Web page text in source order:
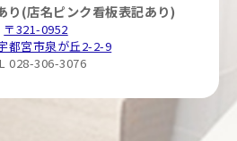
(店名ピンク看板表記あり)
〒321-0952
都宮市泉が丘2-2-9
028-306-3076